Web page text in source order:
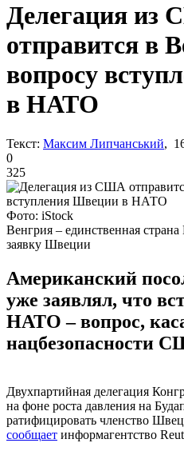
Делегация из
отправится в
вопросу
в НАТО
Текст: Максим Липчанський,
0
325
Фото: iStock
Венгрия – единственная
заявку Швеции
Американский
уже заявлял, что
НАТО – вопрос,
нацбезопасности
Двухпартийная делегация
на фоне роста давления на
ратифицировать членство
сообщает информагентство